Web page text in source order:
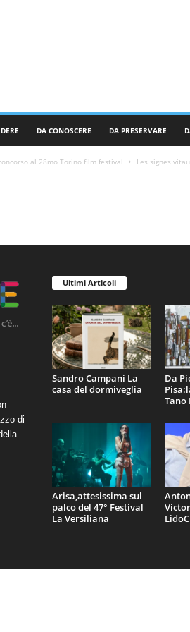
DA CONOSCERE DA PRESERVARE
al 28mo Torino film festival Les signes
di
Ultimi Articoli
Sandro Campani La
casa del dormiveglia
Da
Tano
Arisa,attesissima sul
palco del 47° Festival
La Versiliana